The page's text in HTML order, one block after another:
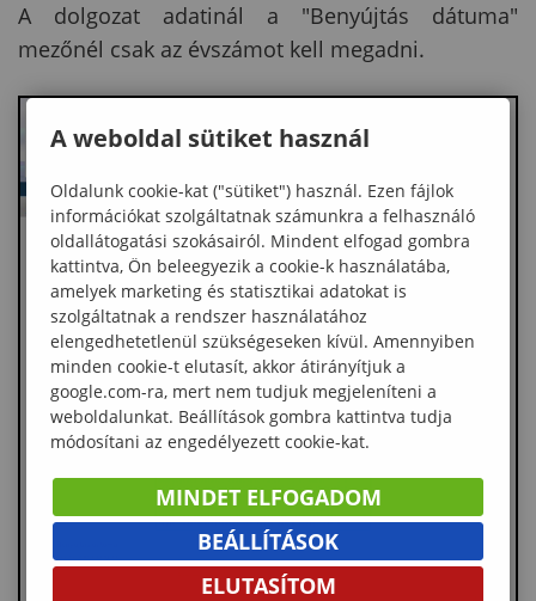
A dolgozat adatinál a "Benyújtás dátuma"
mezőnél csak az évszámot kell megadni.
A weboldal sütiket használ
Oldalunk cookie-kat ("sütiket") használ. Ezen fájlok
információkat szolgáltatnak számunkra a felhasználó
oldallátogatási szokásairól. Mindent elfogad gombra
kattintva, Ön beleegyezik a cookie-k használatába,
amelyek marketing és statisztikai adatokat is
szolgáltatnak a rendszer használatához
elengedhetetlenül szükségeseken kívül. Amennyiben
minden cookie-t elutasít, akkor átirányítjuk a
google.com-ra, mert nem tudjuk megjeleníteni a
weboldalunkat. Beállítások gombra kattintva tudja
módosítani az engedélyezett cookie-kat.
MINDET ELFOGADOM
BEÁLLÍTÁSOK
ELUTASÍTOM